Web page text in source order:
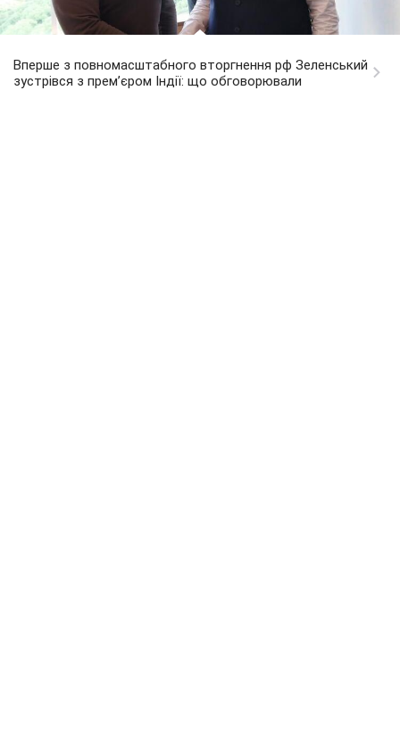
Вперше з повномасштабного вторгнення рф Зеленський
зустрівся з прем’єром Індії: що обговорювали